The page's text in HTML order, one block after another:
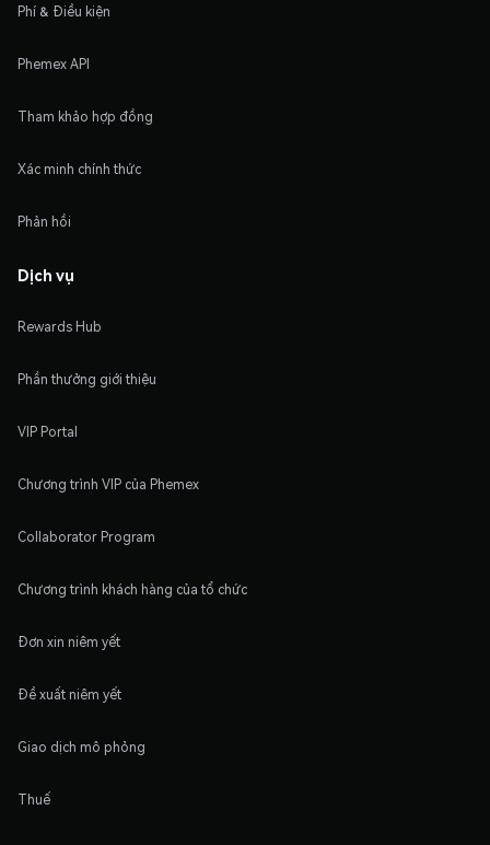
Phí & Điều kiện
Phemex API
Tham khảo hợp đồng
Xác minh chính thức
Phản hồi
Dịch vụ
Rewards Hub
Phần thưởng giới thiệu
VIP Portal
Chương trình VIP của Phemex
Collaborator Program
Chương trình khách hàng của tổ chức
Đơn xin niêm yết
Đề xuất niêm yết
Giao dịch mô phỏng
Thuế